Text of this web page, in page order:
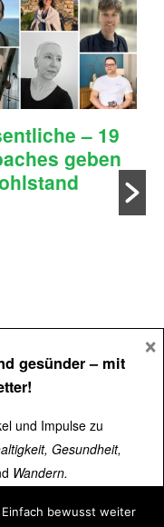
– 19
geben
bewusst weiter
gesünder– mit
und Impulse zu
Gesundheit,
Wandern.
schon mit.
×